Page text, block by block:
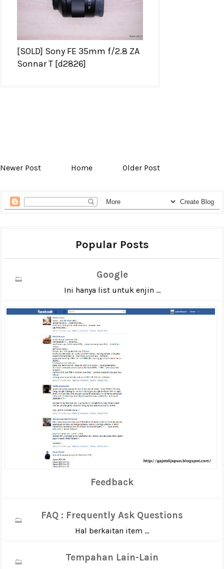
[SOLD] Sony FE 35mm f/2.8 ZA
Sonnar T [d2826]
Newer Post Home Older Post
Popular Posts
Google
Ini hanya list untuk enjin ...
Feedback
FAQ : Frequently Ask Questions
Hal berkaitan item ...
Tempahan Lain-Lain